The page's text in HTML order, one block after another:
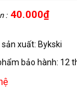
: 40.000₫
sản xuất: Bykski
bảo hành: 12